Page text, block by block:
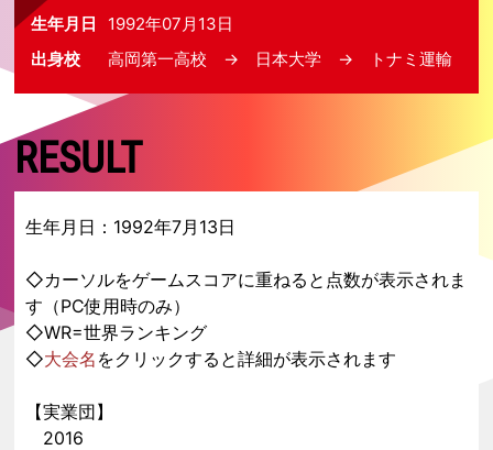
生年月日
1992年07月13日
出身校
高岡第一高校 → 日本大学 → トナミ運輸
RESULT
生年月日：1992年7月13日
◇カーソルをゲームスコアに重ねると点数が表示されま
す（PC使用時のみ）
◇WR=世界ランキング
◇大会名 をクリックすると詳細が表示されます
【実業団】
2016